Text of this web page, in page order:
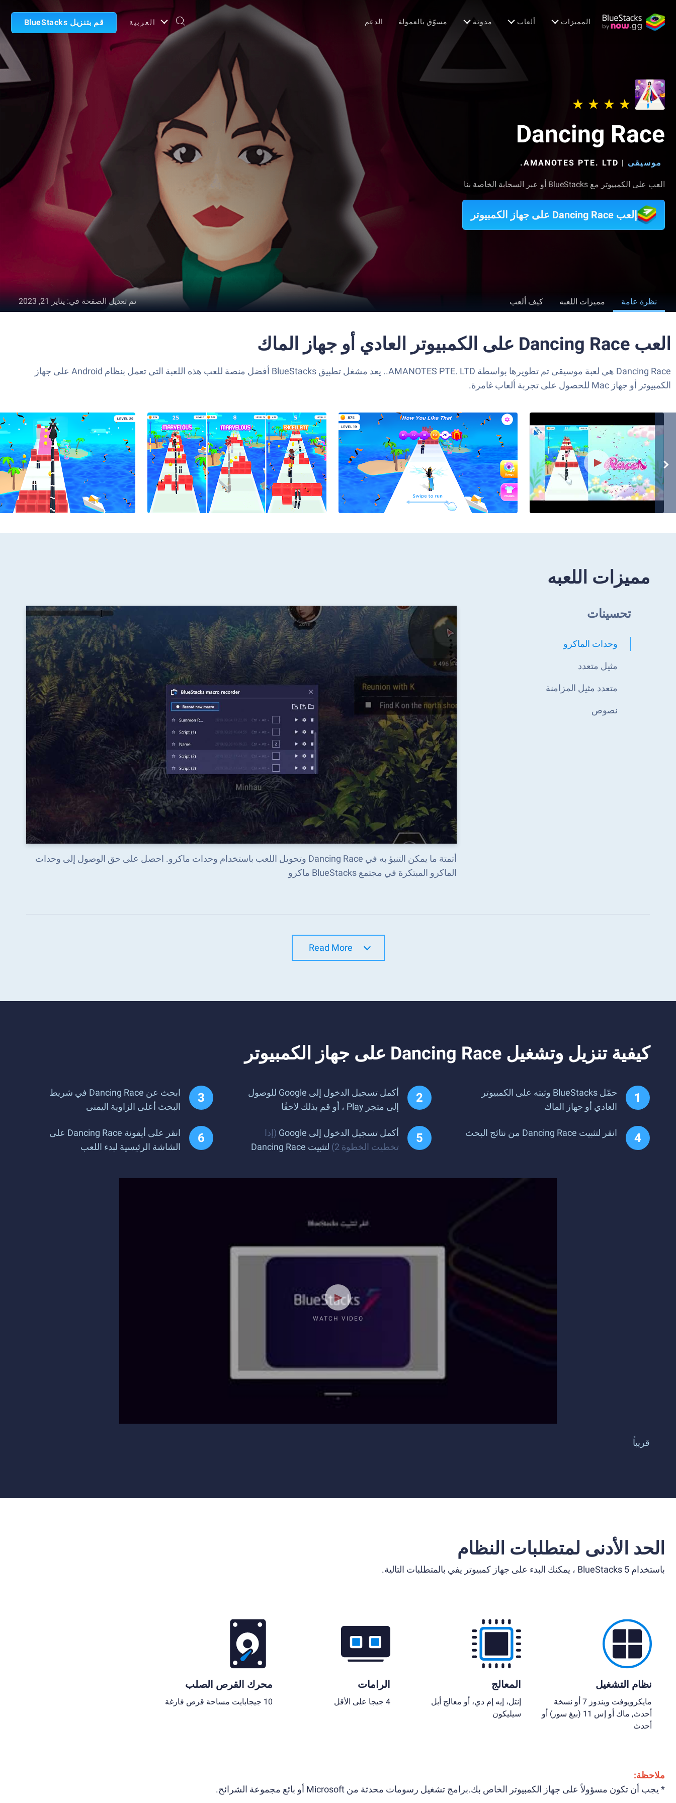
المميزات ألعاب مدونة مسوّق بالعمولة الدعم العربية قم بتنزيل BlueStacks
Dancing Race
موسيقى |
AMANOTES PTE. LTD.‏
العب على الكمبيوتر مع BlueStacks أو عبر السحابة الخاصة بنا
إلعب Dancing Race على جهاز الكمبيوتر
نظرة عامة مميزات اللعبه كيف ألعب تم تعديل الصفحة في: يناير 21, 2023
العب Dancing Race على الكمبيوتر العادي أو جهاز الماك
Dancing Race هي لعبة موسيقى تم تطويرها بواسطة AMANOTES PTE. LTD.‏. يعد مشغل تطبيق BlueStacks أفضل منصة للعب هذه اللعبة التي تعمل بنظام Android على جهاز
الكمبيوتر أو جهاز Mac للحصول على تجربة ألعاب غامرة.
مميزات اللعبه
تحسينات
وحدات الماكرو
مثيل متعدد
متعدد مثيل المزامنة
نصوص
أتمتة ما يمكن التنبؤ به في Dancing Race وتحويل اللعب باستخدام وحدات ماكرو. احصل على حق الوصول إلى وحدات
الماكرو المبتكرة في مجتمع BlueStacks ماكرو
Read More
كيفية تنزيل وتشغيل Dancing Race على جهاز الكمبيوتر
حمّل BlueStacks وثبته على الكمبيوتر
العادي أو جهاز الماك
أكمل تسجيل الدخول إلى Google للوصول
إلى متجر Play ، أو قم بذلك لاحقًا
ابحث عن Dancing Race في شريط
البحث أعلى الزاوية اليمنى
انقر لتثبيت Dancing Race من نتائج البحث أكمل تسجيل الدخول إلى Google
(إذا
تخطيت الخطوة 2)
لتثبيت Dancing Race
انقر على أيقونة Dancing Race على
الشاشة الرئيسية لبدء اللعب
WATCH VIDEO
قريباً
الحد الأدنى لمتطلبات النظام
باستخدام BlueStacks 5 ، يمكنك البدء على جهاز كمبيوتر يفي بالمتطلبات التالية.
نظام التشغيل
مايكرويوفت ويندوز 7 أو نسخة
أحدث, ماك أو إس 11 (بيغ سور) أو
أحدث
المعالج
إنتل، إيه إم دي، أو معالج أبل
سيليكون
الرامات
4 جيجا على الأقل
محرك القرص الصلب
10 جيجابايت مساحة قرص فارغة
ملاحظة:
* يجب أن تكون مسؤولاً على جهاز الكمبيوتر الخاص بك.برامج تشغيل رسومات محدثة من Microsoft أو بائع مجموعة الشرائح.